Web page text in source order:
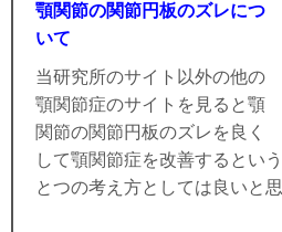
顎関節の関節円板のズレにつ
いて
当研究所のサイト以外の他の
顎関節症のサイトを見ると顎
関節の関節円板のズレを良く
して顎関節症を改善するとい
とつの考え方としては良いと思